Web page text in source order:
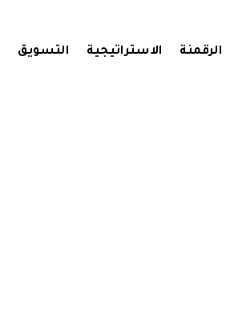
الرقمنة الاستراتيجية التسويق